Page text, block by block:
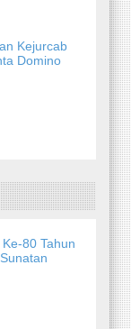
Kejurcab
Domino
80 Tahun